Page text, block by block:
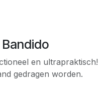
en ultrapraktisch!
gedragen worden.